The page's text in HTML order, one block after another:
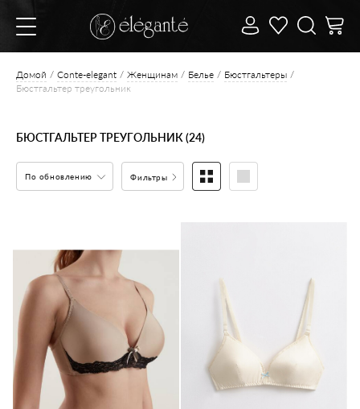
Домой Conte-elegant Женщинам Белье
Бюстгальтеры
Бюстгальтер треугольник
БЮСТГАЛЬТЕР ТРЕУГОЛЬНИК (24)
По обновлению Фильтры